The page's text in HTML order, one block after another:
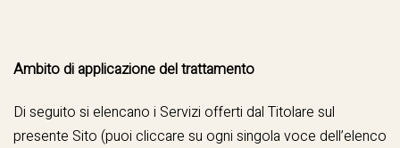
Ambito di applicazione del trattamento
Di seguito si elencano i Servizi offerti dal Titolare sul
presente Sito (puoi cliccare su ogni singola voce dell’elenco